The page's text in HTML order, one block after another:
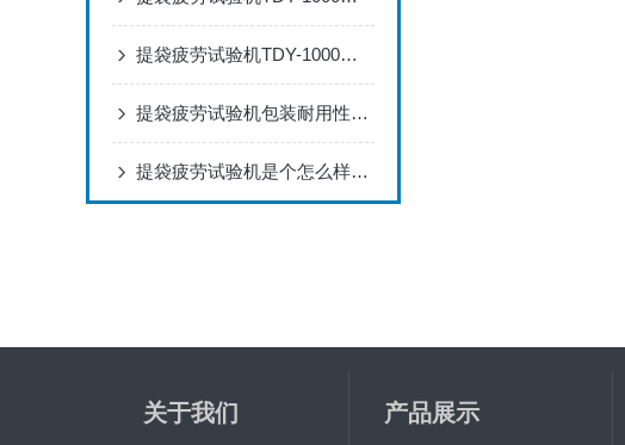
提袋疲劳试验机TDY-1000：塑料手提袋与编织袋耐疲劳性能测试方法
提袋疲劳试验机包装耐用性验证解决方案
提袋疲劳试验机是个怎么样的设备？
关于我们 产品展示